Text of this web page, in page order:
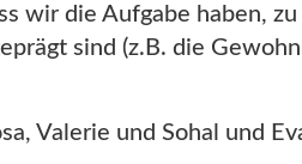
wir die Aufgabe haben,
sind (z.B. die
Valerie und Sohal und